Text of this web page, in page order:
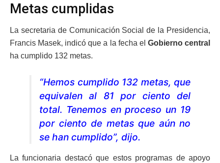
Metas cumplidas
La secretaria de Comunicación Social de la Presidencia,
Francis Masek, indicó que a la fecha el Gobierno central
ha cumplido 132 metas.
“Hemos cumplido 132 metas, que
equivalen al 81 por ciento del
total. Tenemos en proceso un 19
por ciento de metas que aún no
se han cumplido”, dijo.
La funcionaria destacó que estos programas de apoyo